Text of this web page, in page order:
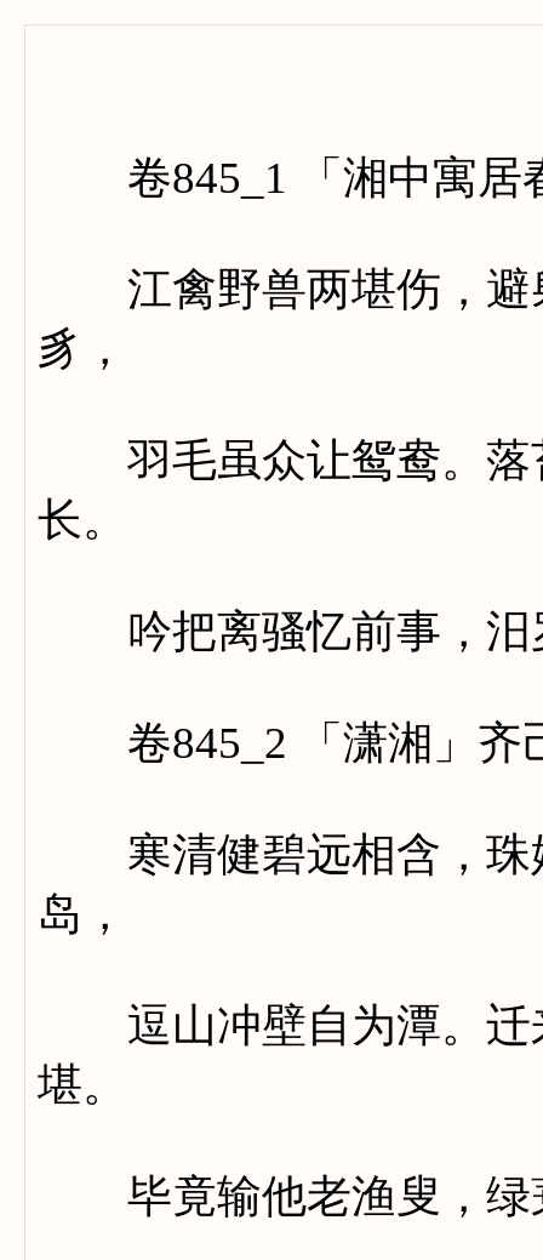
卷845_1 「湘中寓居
江禽野兽两堪伤，避
豸，
羽毛虽众让鸳鸯。落
长。
吟把离骚忆前事，汨
卷845_2 「潇湘」齐
寒清健碧远相含，珠
岛，
逗山冲壁自为潭。迁
堪。
毕竟输他老渔叟，绿